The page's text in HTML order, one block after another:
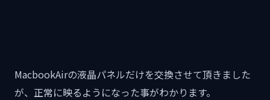
MacbookAirの液晶パネルだけを交換させて頂きました
が、正常に映るようになった事がわかります。